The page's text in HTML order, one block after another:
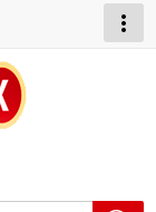
more_vert